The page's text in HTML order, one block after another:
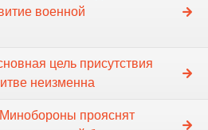
военной
цель присутствия
неизменна
прояснят